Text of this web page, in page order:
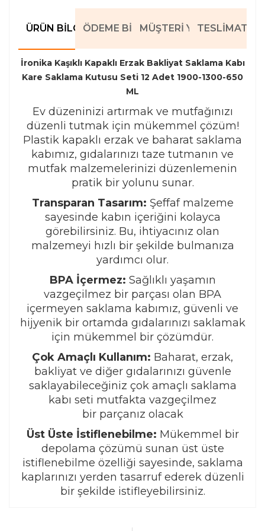
ÜRÜN BILGILERIÖDEME BILGILERIMÜŞTERI YORUMLARI
TESLIMAT
İronika Kaşıklı Kapaklı Erzak Bakliyat Saklama Kabı
Kare Saklama Kutusu Seti 12 Adet 1900-1300-650
ML
Ev düzeninizi artırmak ve mutfağınızı
düzenli tutmak için mükemmel çözüm!
Plastik kapaklı erzak ve baharat saklama
kabımız, gıdalarınızı taze tutmanın ve
mutfak malzemelerinizi düzenlemenin
pratik bir yolunu sunar.
Transparan Tasarım: Şeffaf malzeme
sayesinde kabın içeriğini kolayca
görebilirsiniz. Bu, ihtiyacınız olan
malzemeyi hızlı bir şekilde bulmanıza
yardımcı olur.
BPA İçermez: Sağlıklı yaşamın
vazgeçilmez bir parçası olan BPA
içermeyen saklama kabımız, güvenli ve
hijyenik bir ortamda gıdalarınızı saklamak
için mükemmel bir çözümdür.
Çok Amaçlı Kullanım: Baharat, erzak,
bakliyat ve diğer gıdalarınızı güvenle
saklayabileceğiniz çok amaçlı saklama
kabı seti mutfakta vazgeçilmez
bir parçanız olacak
Üst Üste İstiflenebilme: Mükemmel bir
depolama çözümü sunan üst üste
istiflenebilme özelliği sayesinde, saklama
kaplarınızı yerden tasarruf ederek düzenli
bir şekilde istifleyebilirsiniz.